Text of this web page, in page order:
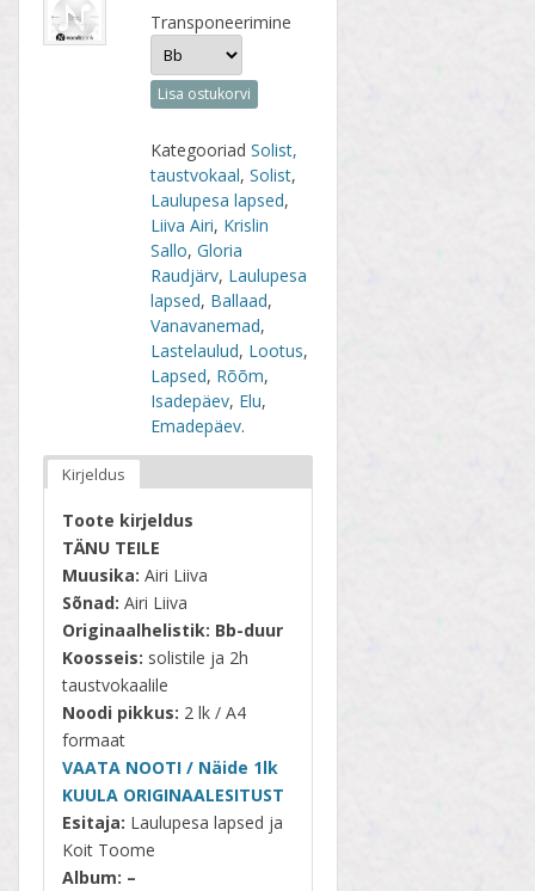
Transponeerimine
Lisa ostukorvi
KategooriadSolist,
taustvokaal,Solist,
Laulupesa lapsed,
Liiva Airi, Krislin
Sallo,Gloria
Raudjärv, Laulupesa
lapsed, Ballaad,
Vanavanemad,
Lastelaulud, Lootus,
Lapsed, Rõõm,
Isadepäev, Elu,
Emadepäev.
Kirjeldus
Toote kirjeldus
TÄNU TEILE
Muusika: Airi Liiva
Sõnad: Airi Liiva
Originaalhelistik: Bb-duur
Koosseis: solistile ja 2h
taustvokaalile
Noodi pikkus: 2 lk / A4
formaat
VAATA NOOTI / Näide 1lk
KUULA ORIGINAALESITUST
Esitaja: Laulupesa lapsed ja
Koit Toome
Album: –